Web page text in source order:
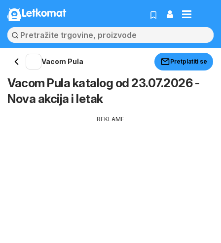
Letkomat
Vacom Pula Pretplatiti se
Vacom Pula katalog od 23.07.2026 -
Nova akcija i letak
REKLAME